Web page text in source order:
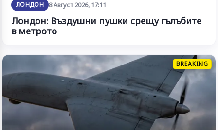
ЛОНДОН 8 Август 2026, 17:11
Лондон: Въздушни пушки срещу гълъбите
в метрото
BREAKING